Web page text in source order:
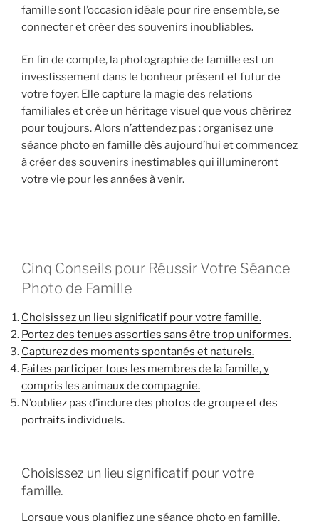
famille sont l’occasion idéale pour rire ensemble, se
connecter et créer des souvenirs inoubliables.
En fin de compte, la photographie de famille est un
investissement dans le bonheur présent et futur de
votre foyer. Elle capture la magie des relations
familiales et crée un héritage visuel que vous chérirez
pour toujours. Alors n’attendez pas : organisez une
séance photo en famille dès aujourd’hui et commencez
à créer des souvenirs inestimables qui illumineront
votre vie pour les années à venir.
Cinq Conseils pour Réussir Votre Séance
Photo de Famille
Choisissez un lieu significatif pour votre famille.
Portez des tenues assorties sans être trop uniformes.
Capturez des moments spontanés et naturels.
Faites participer tous les membres de la famille, y
compris les animaux de compagnie.
N’oubliez pas d’inclure des photos de groupe et des
portraits individuels.
Choisissez un lieu significatif pour votre
famille.
Lorsque vous planifiez une séance photo en famille,